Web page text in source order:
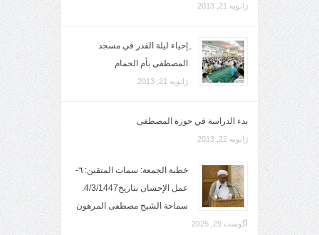
ژانویه 21, 2013
ِإحياء ليلة القدر في مسجد
المصطفى بأم الحمام
ژانویه 21, 2013
بدء الدراسة في حوزة المصطفى
ژانویه 22, 2013
خطبة الجمعة: سمات المتقين: ٦-
عمل الإحسان بتاريخ4/3/1447.
سماحة الشيخ مصطفى المرهون
آگوست 29, 2025